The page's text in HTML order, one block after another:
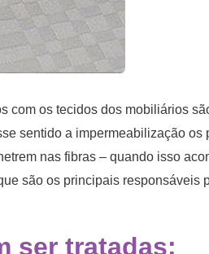
com os tecidos dos mobiliários
sentido a impermeabilização os
nas fibras – quando isso
são os principais responsáveis
ser tratadas: